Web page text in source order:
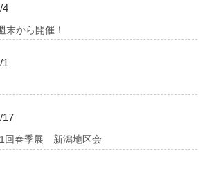
4
から開催！
1
17
回春季展 新潟地区会